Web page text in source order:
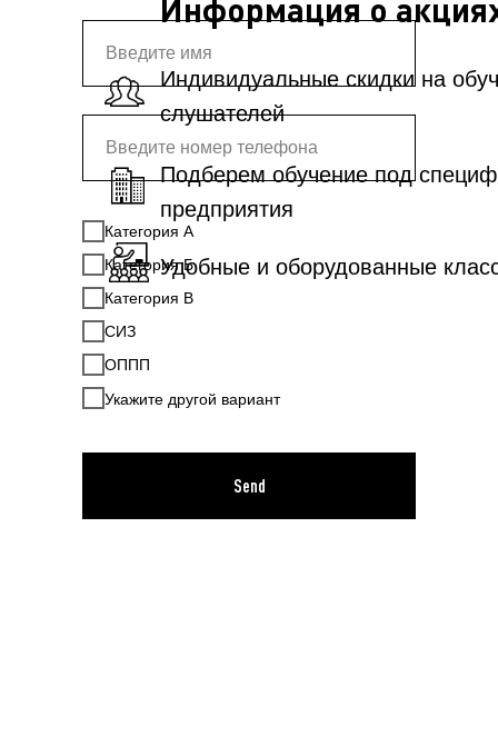
Категория А
Категория Б
Категория В
СИЗ
ОППП
Укажите другой вариант
Send
Информация о
Индивидуальные скидки на
слушателей
Подберем обучение под
предприятия
Удобные и оборудованные